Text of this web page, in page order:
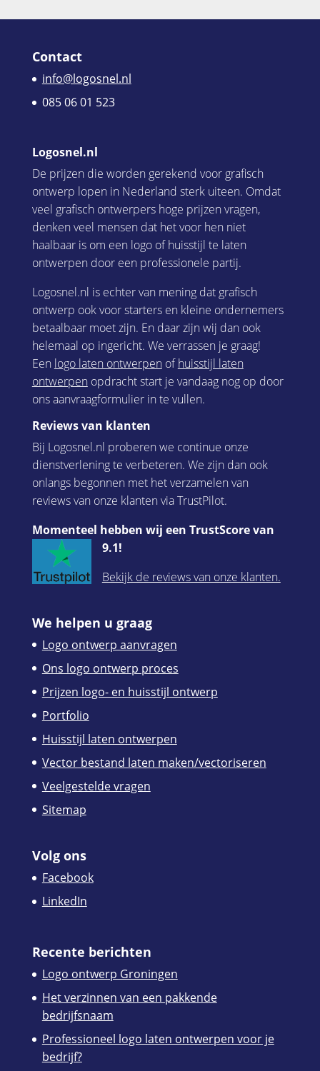
Contact
info@logosnel.nl
085 06 01 523
Logosnel.nl
De prijzen die worden gerekend voor grafisch
ontwerp lopen in Nederland sterk uiteen. Omdat
veel grafisch ontwerpers hoge prijzen vragen,
denken veel mensen dat het voor hen niet
haalbaar is om een logo of huisstijl te laten
ontwerpen door een professionele partij.
Logosnel.nl is echter van mening dat grafisch
ontwerp ook voor starters en kleine ondernemers
betaalbaar moet zijn. En daar zijn wij dan ook
helemaal op ingericht. We verrassen je graag!
Een logo laten ontwerpenofhuisstijl laten
ontwerpenopdracht start je vandaag nog op door
ons aanvraagformulier in te vullen.
Reviews van klanten
Bij Logosnel.nl proberen we continue onze
dienstverlening te verbeteren. We zijn dan ook
onlangs begonnen met het verzamelen van
reviews van onze klanten via TrustPilot.
Momenteel hebben wij een TrustScore van
9.1!
Bekijk de reviews van onze klanten.
We helpen u graag
Logo ontwerp aanvragen
Ons logo ontwerp proces
Prijzen logo- en huisstijl ontwerp
Portfolio
Huisstijl laten ontwerpen
Vector bestand laten maken/vectoriseren
Veelgestelde vragen
Sitemap
Volg ons
Facebook
LinkedIn
Recente berichten
Logo ontwerp Groningen
Het verzinnen van een pakkende
bedrijfsnaam
Professioneel logo laten ontwerpen voor je
bedrijf?